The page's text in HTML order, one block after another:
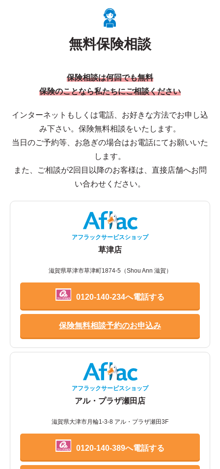
無料保険相談
保険相談は何回でも無料
保険のことなら私たちにご相談ください
インターネットもしくは電話、お好きな方法でお申し込
み下さい。保険無料相談をいたします。
当日のご予約等、お急ぎの場合はお電話にてお願いいた
します。
また、ご相談が2回目以降のお客様は、直接店舗へお問
い合わせください。
アフラックサービスショップ
草津店
滋賀県草津市草津町1874-5（Shou Ann 滋賀）
0120-140-234へ電話する
保険無料相談予約のお申込み
アフラックサービスショップ
アル・プラザ瀬田店
滋賀県大津市月輪1-3-8 アル・プラザ瀬田3F
0120-140-389へ電話する